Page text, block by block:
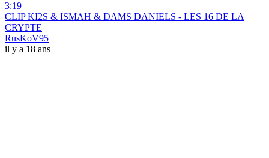
3:19
CLIP KI2S & ISMAH & DAMS DANIELS - LES 16 DE LA
CRYPTE
RusKoV95
il y a 18 ans